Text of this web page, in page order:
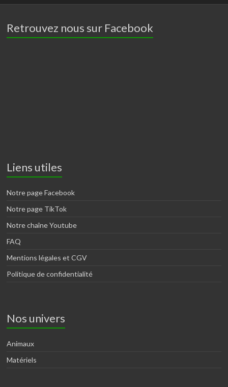
Retrouvez nous sur Facebook
Liens utiles
Notre page Facebook
Notre page TikTok
Notre chaîne Youtube
FAQ
Mentions légales et CGV
Politique de confidentialité
Nos univers
Animaux
Matériels